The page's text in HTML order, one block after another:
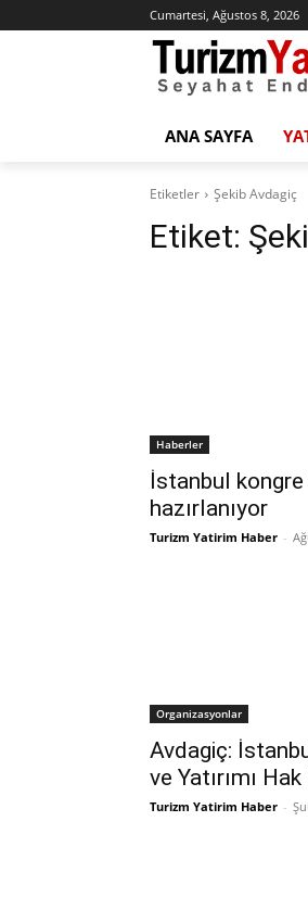
Cumartesi, Ağustos 8, 2026
ANA SAYFA
Etiketler Şekib Avdagiç
Etiket:
Haberler
İstanbul
hazırlanıyor
Turizm Yatirim Haber -
Organizasyonlar
Avdagiç:
ve Yatırımı
Turizm Yatirim Haber -